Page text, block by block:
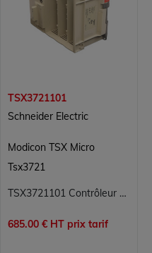
TSX3721101
Schneider Electric
Modicon TSX Micro
Tsx3721
TSX3721101 Contrôleur modulaire Modicon TSX Micro Schneider Electric
685.00 € HT prix tarif